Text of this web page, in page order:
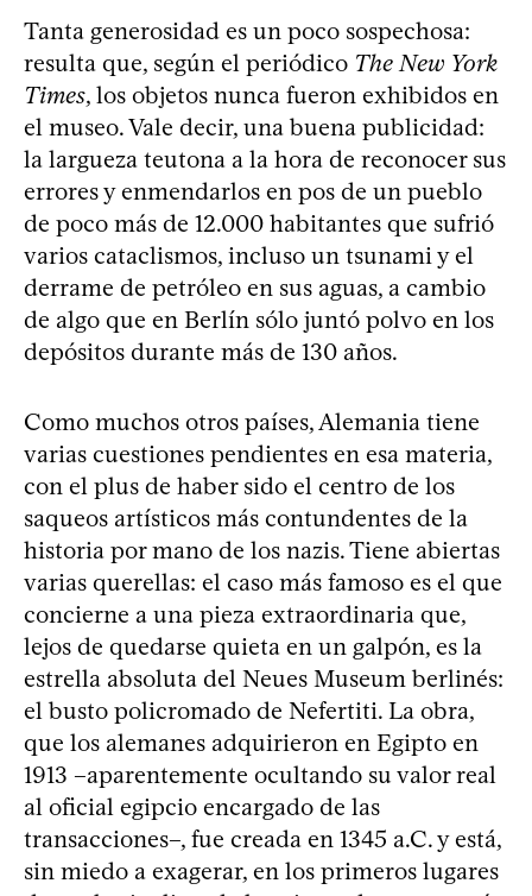
Tanta generosidad es un poco sospechosa:
resulta que, según el periódico The New York
Times, los objetos nunca fueron exhibidos en
el museo. Vale decir, una buena publicidad:
la largueza teutona a la hora de reconocer sus
errores y enmendarlos en pos de un pueblo
de poco más de 12.000 habitantes que sufrió
varios cataclismos, incluso un tsunami y el
derrame de petróleo en sus aguas, a cambio
de algo que en Berlín sólo juntó polvo en los
depósitos durante más de 130 años.
Como muchos otros países, Alemania tiene
varias cuestiones pendientes en esa materia,
con el plus de haber sido el centro de los
saqueos artísticos más contundentes de la
historia por mano de los nazis. Tiene abiertas
varias querellas: el caso más famoso es el que
concierne a una pieza extraordinaria que,
lejos de quedarse quieta en un galpón, es la
estrella absoluta del Neues Museum berlinés:
el busto policromado de Nefertiti. La obra,
que los alemanes adquirieron en Egipto en
1913 –aparentemente ocultando su valor real
al oficial egipcio encargado de las
transacciones–, fue creada en 1345 a.C. y está,
sin miedo a exagerar, en los primeros lugares